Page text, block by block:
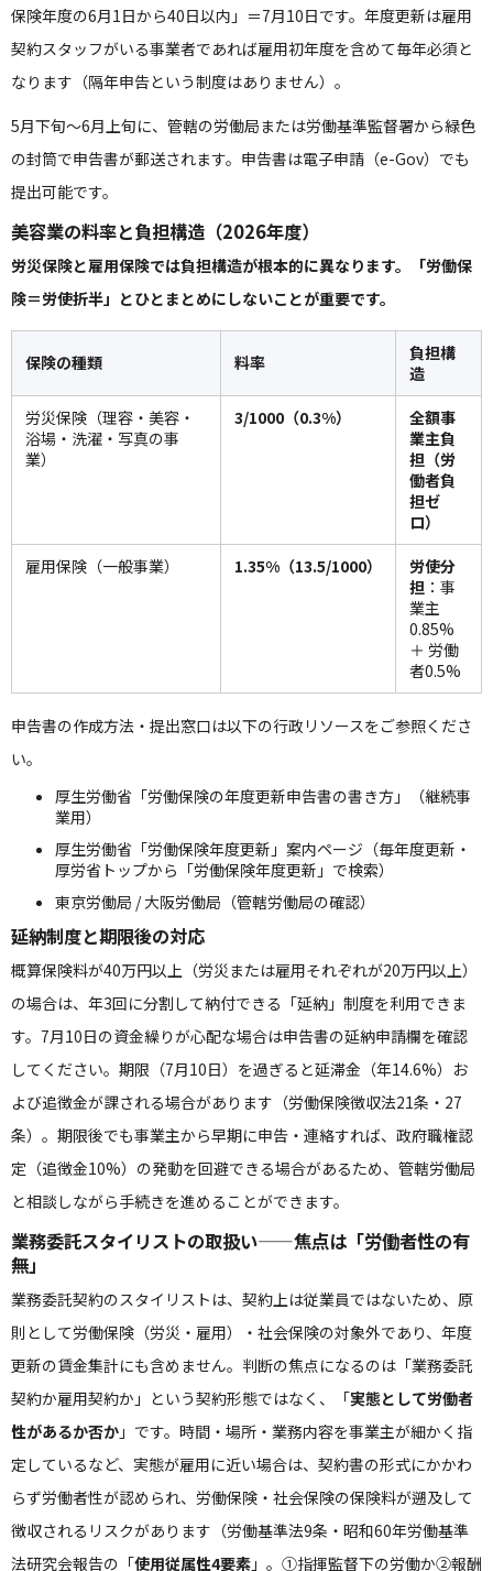
保険年度の6月1日から40日以内」＝7月10日です。年度更新は雇用
契約スタッフがいる事業者であれば雇用初年度を含めて毎年必須と
なります（隔年申告という制度はありません）。
5月下旬〜6月上旬に、管轄の労働局または労働基準監督署から緑色
の封筒で申告書が郵送されます。申告書は電子申請（e-Gov）でも
提出可能です。
美容業の料率と負担構造（2026年度）
労災保険と雇用保険では負担構造が根本的に異なります。「労働保
険＝労使折半」とひとまとめにしないことが重要です。
保険の種類 料率
負担構
造
労災保険（理容・美容・
浴場・洗濯・写真の事
業）
3/1000（0.3%）
全額事
業主負
担（労
働者負
担ゼ
ロ）
雇用保険（一般事業）
1.35%（13.5/1000）
労使分
担 ：事
業主
0.85%
＋ 労働
者0.5%
申告書の作成方法・提出窓口は以下の行政リソースをご参照くださ
い。
厚生労働省「労働保険の年度更新申告書の書き方」（継続事
業用）
厚生労働省「労働保険年度更新」案内ページ（毎年度更新・
厚労省トップから「労働保険年度更新」で検索）
東京労働局 /大阪労働局 （管轄労働局の確認）
延納制度と期限後の対応
概算保険料が40万円以上（労災または雇用それぞれが20万円以上）
の場合は、年3回に分割して納付できる「延納」制度を利用できま
す。7月10日の資金繰りが心配な場合は申告書の延納申請欄を確認
してください。期限（7月10日）を過ぎると延滞金（年14.6%）お
よび追徴金が課される場合があります（労働保険徴収法21条・27
条）。期限後でも事業主から早期に申告・連絡すれば、政府職権認
定（追徴金10%）の発動を回避できる場合があるため、管轄労働局
と相談しながら手続きを進めることができます。
業務委託スタイリストの取扱い——焦点は「労働者性の有
無」
業務委託契約のスタイリストは、契約上は従業員ではないため、原
則として労働保険（労災・雇用）・社会保険の対象外であり、年度
更新の賃金集計にも含めません。判断の焦点になるのは「業務委託
契約か雇用契約か」という契約形態ではなく、「実態として労働者
性があるか否か 」です。時間・場所・業務内容を事業主が細かく指
定しているなど、実態が雇用に近い場合は、契約書の形式にかかわ
らず労働者性が認められ、労働保険・社会保険の保険料が遡及して
徴収されるリスクがあります（労働基準法9条・昭和60年労働基準
法研究会報告の「使用従属性4要素 」。①指揮監督下の労働か②報酬